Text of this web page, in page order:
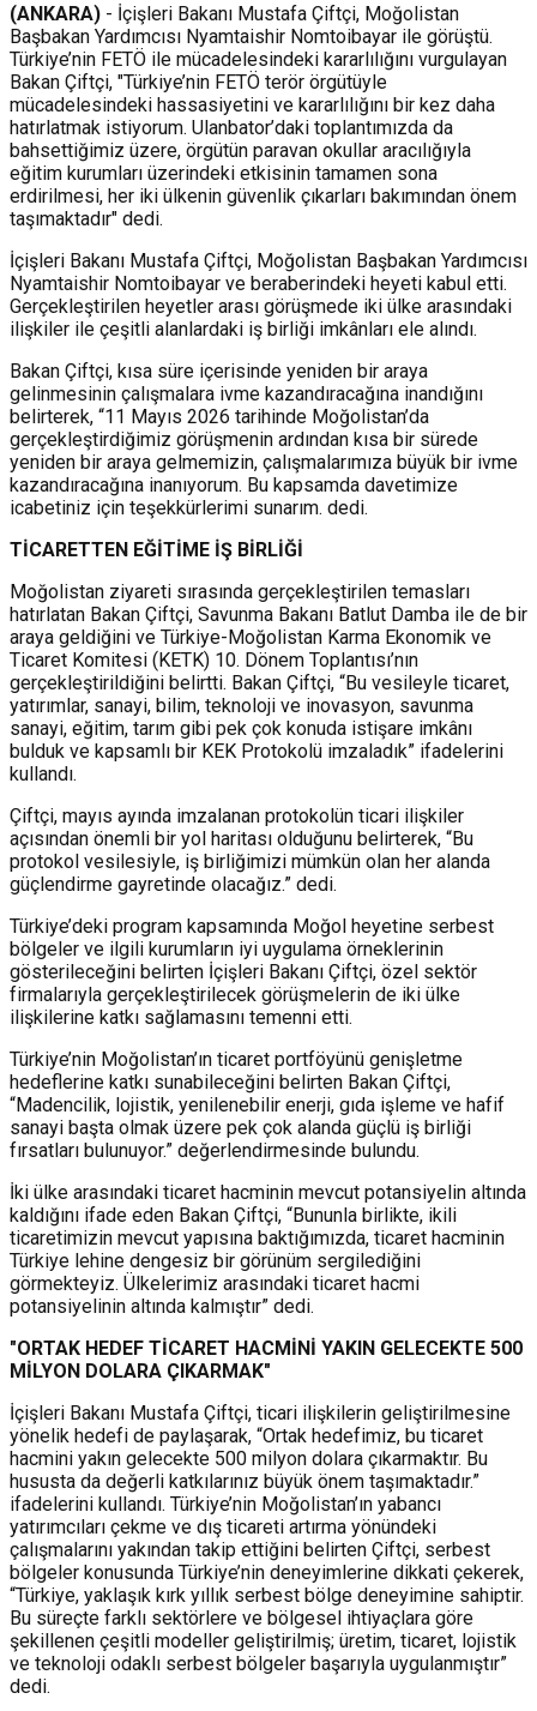
(ANKARA) - İçişleri Bakanı Mustafa Çiftçi, Moğolistan
Başbakan Yardımcısı Nyamtaishir Nomtoibayar ile görüştü.
Türkiye’nin FETÖ ile mücadelesindeki kararlılığını vurgulayan
Bakan Çiftçi, "Türkiye’nin FETÖ terör örgütüyle
mücadelesindeki hassasiyetini ve kararlılığını bir kez daha
hatırlatmak istiyorum. Ulanbator’daki toplantımızda da
bahsettiğimiz üzere, örgütün paravan okullar aracılığıyla
eğitim kurumları üzerindeki etkisinin tamamen sona
erdirilmesi, her iki ülkenin güvenlik çıkarları bakımından önem
taşımaktadır" dedi.
İçişleri Bakanı Mustafa Çiftçi, Moğolistan Başbakan Yardımcısı
Nyamtaishir Nomtoibayar ve beraberindeki heyeti kabul etti.
Gerçekleştirilen heyetler arası görüşmede iki ülke arasındaki
ilişkiler ile çeşitli alanlardaki iş birliği imkânları ele alındı.
Bakan Çiftçi, kısa süre içerisinde yeniden bir araya
gelinmesinin çalışmalara ivme kazandıracağına inandığını
belirterek, “11 Mayıs 2026 tarihinde Moğolistan’da
gerçekleştirdiğimiz görüşmenin ardından kısa bir sürede
yeniden bir araya gelmemizin, çalışmalarımıza büyük bir ivme
kazandıracağına inanıyorum. Bu kapsamda davetimize
icabetiniz için teşekkürlerimi sunarım. dedi.
TİCARETTEN EĞİTİME İŞ BİRLİĞİ
Moğolistan ziyareti sırasında gerçekleştirilen temasları
hatırlatan Bakan Çiftçi, Savunma Bakanı Batlut Damba ile de bir
araya geldiğini ve Türkiye-Moğolistan Karma Ekonomik ve
Ticaret Komitesi (KETK) 10. Dönem Toplantısı’nın
gerçekleştirildiğini belirtti. Bakan Çiftçi, “Bu vesileyle ticaret,
yatırımlar, sanayi, bilim, teknoloji ve inovasyon, savunma
sanayi, eğitim, tarım gibi pek çok konuda istişare imkânı
bulduk ve kapsamlı bir KEK Protokolü imzaladık” ifadelerini
kullandı.
Çiftçi, mayıs ayında imzalanan protokolün ticari ilişkiler
açısından önemli bir yol haritası olduğunu belirterek, “Bu
protokol vesilesiyle, iş birliğimizi mümkün olan her alanda
güçlendirme gayretinde olacağız.” dedi.
Türkiye’deki program kapsamında Moğol heyetine serbest
bölgeler ve ilgili kurumların iyi uygulama örneklerinin
gösterileceğini belirten İçişleri Bakanı Çiftçi, özel sektör
firmalarıyla gerçekleştirilecek görüşmelerin de iki ülke
ilişkilerine katkı sağlamasını temenni etti.
Türkiye’nin Moğolistan’ın ticaret portföyünü genişletme
hedeflerine katkı sunabileceğini belirten Bakan Çiftçi,
“Madencilik, lojistik, yenilenebilir enerji, gıda işleme ve hafif
sanayi başta olmak üzere pek çok alanda güçlü iş birliği
fırsatları bulunuyor.” değerlendirmesinde bulundu.
İki ülke arasındaki ticaret hacminin mevcut potansiyelin altında
kaldığını ifade eden Bakan Çiftçi, “Bununla birlikte, ikili
ticaretimizin mevcut yapısına baktığımızda, ticaret hacminin
Türkiye lehine dengesiz bir görünüm sergilediğini
görmekteyiz. Ülkelerimiz arasındaki ticaret hacmi
potansiyelinin altında kalmıştır” dedi.
"ORTAK HEDEF TİCARET HACMİNİ YAKIN GELECEKTE 500
MİLYON DOLARA ÇIKARMAK"
İçişleri Bakanı Mustafa Çiftçi, ticari ilişkilerin geliştirilmesine
yönelik hedefi de paylaşarak, “Ortak hedefimiz, bu ticaret
hacmini yakın gelecekte 500 milyon dolara çıkarmaktır. Bu
hususta da değerli katkılarınız büyük önem taşımaktadır.”
ifadelerini kullandı. Türkiye’nin Moğolistan’ın yabancı
yatırımcıları çekme ve dış ticareti artırma yönündeki
çalışmalarını yakından takip ettiğini belirten Çiftçi, serbest
bölgeler konusunda Türkiye’nin deneyimlerine dikkati çekerek,
“Türkiye, yaklaşık kırk yıllık serbest bölge deneyimine sahiptir.
Bu süreçte farklı sektörlere ve bölgesel ihtiyaçlara göre
şekillenen çeşitli modeller geliştirilmiş; üretim, ticaret, lojistik
ve teknoloji odaklı serbest bölgeler başarıyla uygulanmıştır”
dedi.